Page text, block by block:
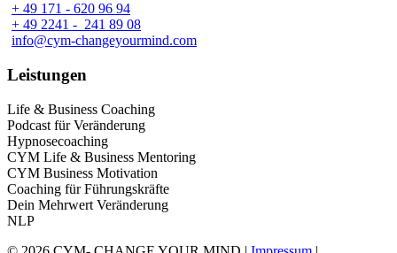
+ 49 171 - 620 96 94
+ 49 2241 - 241 89 08
info@cym-changeyourmind.com
Leistungen
Life & Business Coaching
Podcast für Veränderung
Hypnosecoaching
CYM Life & Business Mentoring
CYM Business Motivation
Coaching für Führungskräfte
Dein Mehrwert Veränderung
NLP